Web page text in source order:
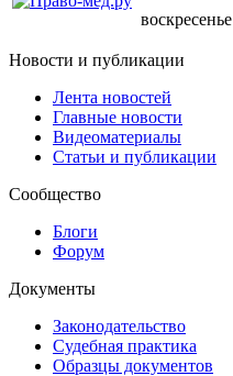
воскресенье
Новости и публикации
Лента новостей
Главные новости
Видеоматериалы
Статьи и публикации
Сообщество
Блоги
Форум
Документы
Законодательство
Судебная практика
Образцы документов